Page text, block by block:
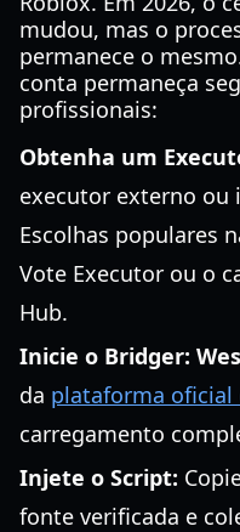
mudou, mas o
permanece o
conta permaneça
profissionais:
Obtenha um
executor externo ou
Escolhas populares
Vote Executor ou o
Hub.
Inicie o Bridger:
da plataforma oficial
carregamento
Injete o Script:
fonte verificada e